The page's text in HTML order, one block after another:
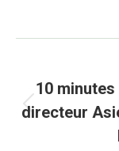
article
10
directeur